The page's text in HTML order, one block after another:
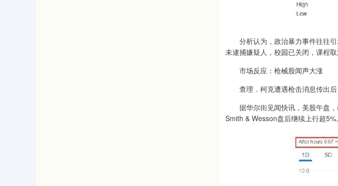
分析认为，政治暴力事件往往引
未逮捕嫌疑人，校园已关闭，课程取
市场反应：枪械股闻声大涨
查理．柯克遭遇枪击消息传出后
据华尔街见闻快讯，美股午盘，
Smith & Wesson盘后继续上行超5%。